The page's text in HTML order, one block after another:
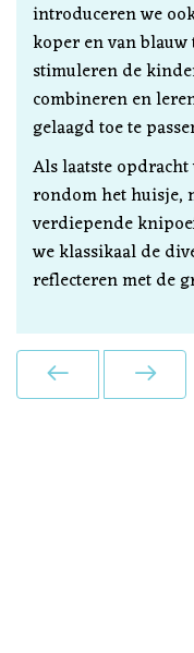
introduceren we
koper en van blauw
stimuleren de
combineren en
gelaagd toe te
Als laatste
rondom het huisje,
verdiepende
we klassikaal de
reflecteren met de